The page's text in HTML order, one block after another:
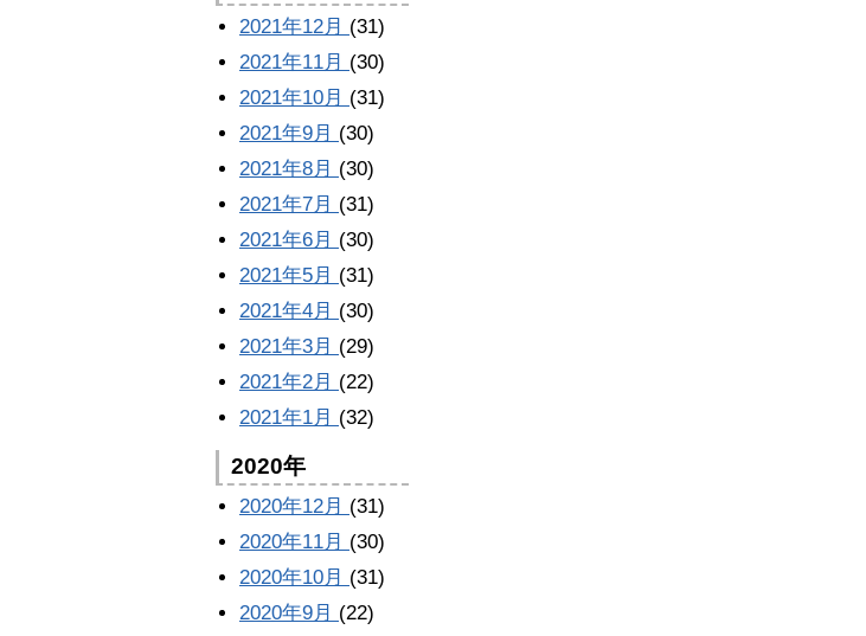
2021年12月 (31)
2021年11月 (30)
2021年10月 (31)
2021年9月 (30)
2021年8月 (30)
2021年7月 (31)
2021年6月 (30)
2021年5月 (31)
2021年4月 (30)
2021年3月 (29)
2021年2月 (22)
2021年1月 (32)
2020年
2020年12月 (31)
2020年11月 (30)
2020年10月 (31)
2020年9月 (22)